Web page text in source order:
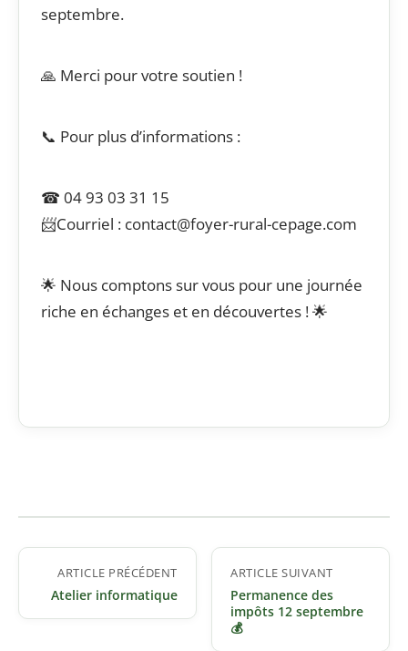
septembre.
🙏 Merci pour votre soutien !
📞 Pour plus d’informations :
☎ 04 93 03 31 15
📨Courriel : contact@foyer-rural-cepage.com
🌟 Nous comptons sur vous pour une journée
riche en échanges et en découvertes ! 🌟
Navigation
l’article
ARTICLE PRÉCÉDENT
Atelier informatique
ARTICLE SUIVANT
Permanence des
impôts 12 septembre
💰